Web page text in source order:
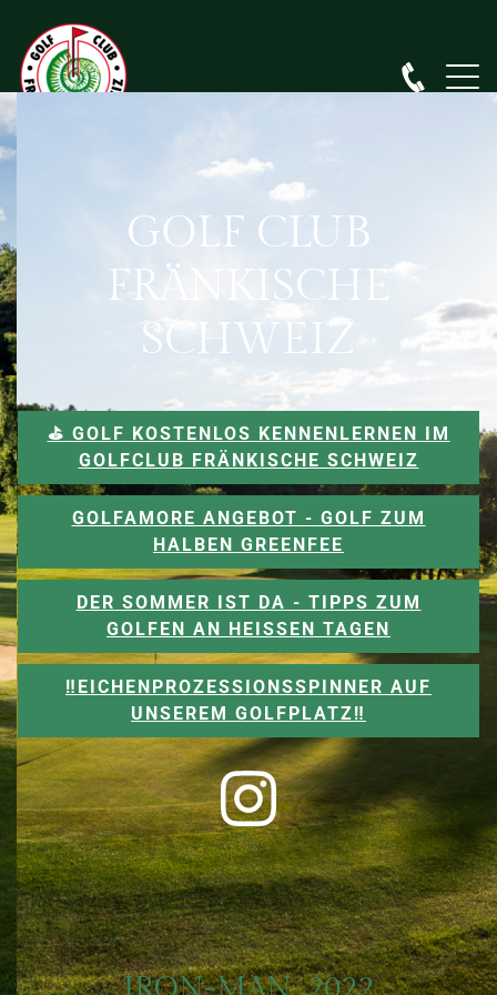
GOLF CLUB
FRÄNKISCHE
SCHWEIZ
⛳️ GOLF KOSTENLOS KENNENLERNEN IM
GOLFCLUB FRÄNKISCHE SCHWEIZ
GOLFAMORE ANGEBOT - GOLF ZUM
HALBEN GREENFEE
DER SOMMER IST DA - TIPPS ZUM
GOLFEN AN HEISSEN TAGEN
‼️EICHENPROZESSIONSSPINNER AUF
UNSEREM GOLFPLATZ‼️